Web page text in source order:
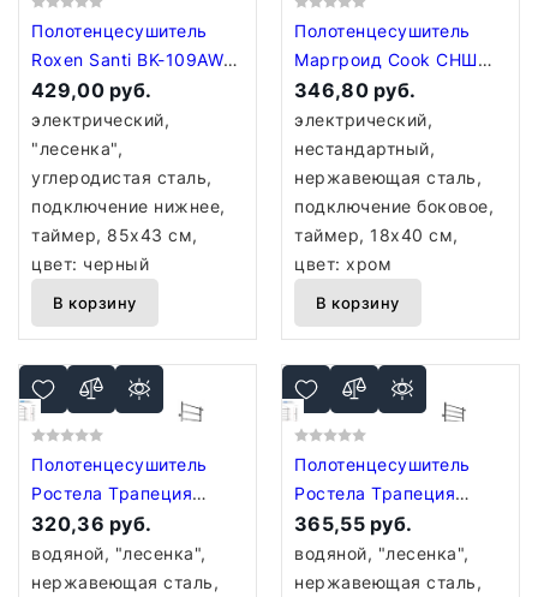
Полотенцесушитель
Roxen Santi BK-109AW-
8T 11030-4385B
(черный)
429,00 руб.
электрический,
"лесенка",
углеродистая сталь,
подключение нижнее,
таймер, 85x43 см,
цвет: черный
В корзину
Полотенцесушитель
Маргроид Cook СНШ
18*40 скрытого
монтажа, таймер слева
346,80 руб.
электрический,
нестандартный,
нержавеющая сталь,
подключение боковое,
таймер, 18x40 см,
цвет: хром
В корзину
Полотенцесушитель
Ростела Трапеция
боковое подключение
1" 4 перекладины 60
см
320,36 руб.
водяной, "лесенка",
нержавеющая сталь,
Полотенцесушитель
Ростела Трапеция
боковое подключение
1" 5 перекладин 60 см
365,55 руб.
водяной, "лесенка",
нержавеющая сталь,